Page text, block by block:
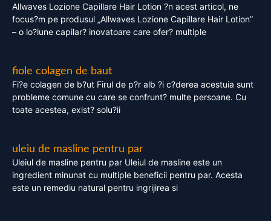
Allwaves Lozione Capillare Hair Lotion ?n acest articol, ne
focus?m pe produsul „Allwaves Lozione Capillare Hair Lotion”
– o lo?iune capilar? inovatoare care ofer? multiple
fiole colagen de baut
Fi?e colagen de b?ut Firul de p?r alb ?i c?derea acestuia sunt
probleme comune cu care se confrunt? multe persoane. Cu
toate acestea, exist? solu?ii
uleiu de masline pentru par
Uleiul de masline pentru par Uleiul de masline este un
ingredient minunat cu multiple beneficii pentru par. Acesta
este un remediu natural pentru ingrijirea si